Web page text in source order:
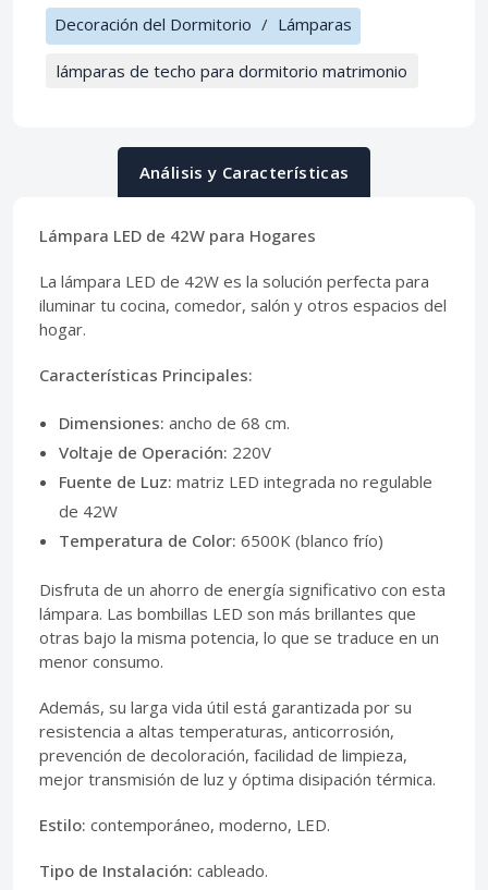
Decoración del Dormitorio / Lámparas
lámparas de techo para dormitorio matrimonio
Análisis y Características
Lámpara LED de 42W para Hogares
La lámpara LED de 42W es la solución perfecta para
iluminar tu cocina, comedor, salón y otros espacios del
hogar.
Características Principales:
Dimensiones: ancho de 68 cm.
Voltaje de Operación: 220V
Fuente de Luz: matriz LED integrada no regulable
de 42W
Temperatura de Color: 6500K (blanco frío)
Disfruta de un ahorro de energía significativo con esta
lámpara. Las bombillas LED son más brillantes que
otras bajo la misma potencia, lo que se traduce en un
menor consumo.
Además, su larga vida útil está garantizada por su
resistencia a altas temperaturas, anticorrosión,
prevención de decoloración, facilidad de limpieza,
mejor transmisión de luz y óptima disipación térmica.
Estilo: contemporáneo, moderno, LED.
Tipo de Instalación: cableado.